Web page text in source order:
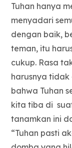
Tuhan hanya
menyadari
dengan baik,
teman, itu
cukup. Rasa
harusnya
bahwa Tuhan
kita tiba di
tanamkan ini
“Tuhan pasti